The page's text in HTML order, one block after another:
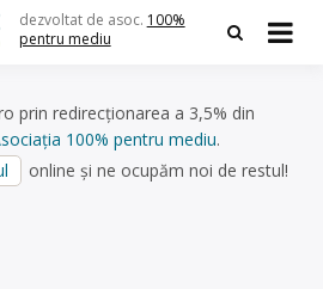
dezvoltat de asoc. 100%
pentru mediu
prin redirecționarea a 3,5% din
100% pentru mediu.
online și ne ocupăm noi de restul!